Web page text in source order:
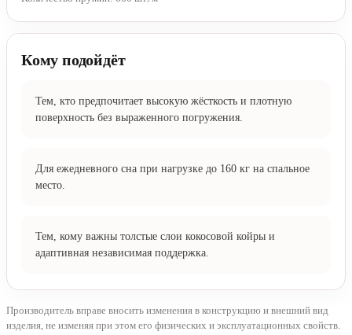
Кому подойдёт
Тем, кто предпочитает высокую жёсткость и плотную
поверхность без выраженного погружения.
Для ежедневного сна при нагрузке до 160 кг на спальное
место.
Тем, кому важны толстые слои кокосовой койры и
адаптивная независимая поддержка.
Производитель вправе вносить изменения в конструкцию и внешний вид
изделия, не изменяя при этом его физических и эксплуатационных свойств.